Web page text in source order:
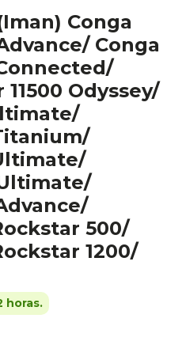
Conga
Conga
Odyssey/
500/
1200/
horas.